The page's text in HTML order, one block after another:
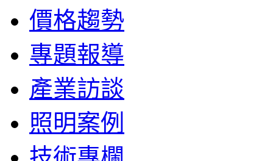
價格趨勢
專題報導
產業訪談
照明案例